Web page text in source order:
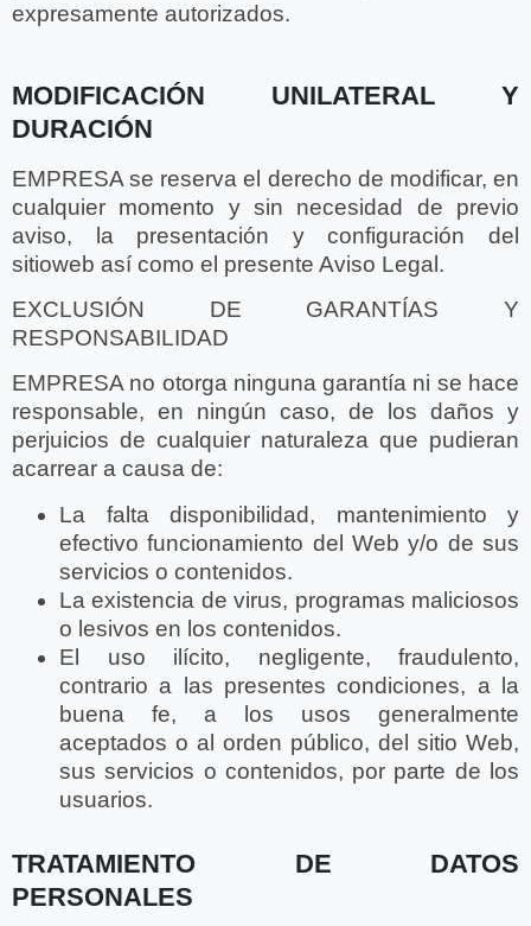
expresamente autorizados.
MODIFICACIÓN UNILATERAL Y
DURACIÓN
EMPRESA se reserva el derecho de modificar, en
cualquier momento y sin necesidad de previo
aviso, la presentación y configuración del
sitioweb así como el presente Aviso Legal.
EXCLUSIÓN DE GARANTÍAS Y
RESPONSABILIDAD
EMPRESA no otorga ninguna garantía ni se hace
responsable, en ningún caso, de los daños y
perjuicios de cualquier naturaleza que pudieran
acarrear a causa de:
La falta disponibilidad, mantenimiento y
efectivo funcionamiento del Web y/o de sus
servicios o contenidos.
La existencia de virus, programas maliciosos
o lesivos en los contenidos.
El uso ilícito, negligente, fraudulento,
contrario a las presentes condiciones, a la
buena fe, a los usos generalmente
aceptados o al orden público, del sitio Web,
sus servicios o contenidos, por parte de los
usuarios.
TRATAMIENTO DE DATOS
PERSONALES